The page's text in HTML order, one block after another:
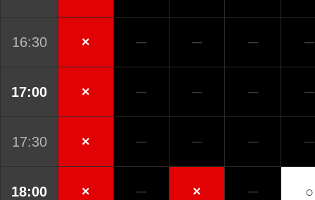
16:30 × ─ ─ ─ ─
17:00 × ─ ─ ─ ─
17:30 × ─ ─ ─ ─
18:00 × ─ × ─ ○